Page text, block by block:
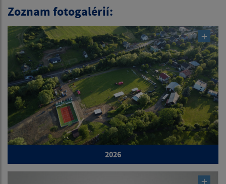
Zoznam fotogalérií:
2026